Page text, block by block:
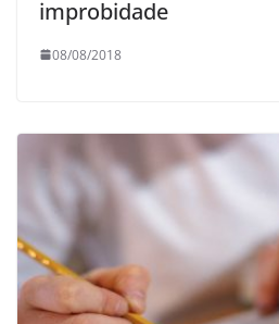
improbidade
08/08/2018